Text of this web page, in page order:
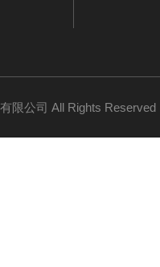
有限公司 All Rights